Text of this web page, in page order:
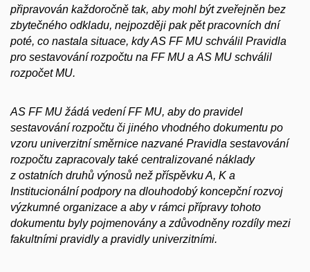
připravován každoročně tak, aby mohl být zveřejněn bez
zbytečného odkladu, nejpozději pak pět pracovních dní
poté, co nastala situace, kdy AS FF MU schválil Pravidla
pro sestavování rozpočtu na FF MU a AS MU schválil
rozpočet MU.
AS FF MU žádá vedení FF MU, aby do pravidel
sestavování rozpočtu či jiného vhodného dokumentu po
vzoru univerzitní směrnice nazvané Pravidla sestavování
rozpočtu zapracovaly také centralizované náklady
z ostatních druhů výnosů než příspěvku A, K a
Institucionální podpory na dlouhodobý koncepční rozvoj
výzkumné organizace a aby v rámci přípravy tohoto
dokumentu byly pojmenovány a zdůvodněny rozdíly mezi
fakultními pravidly a pravidly univerzitními.